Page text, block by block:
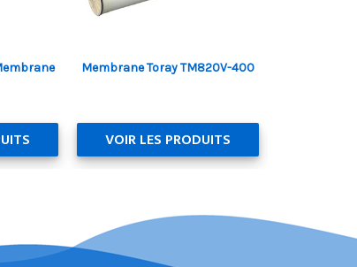
Membrane Toray TM820V-400
VOIR LES PRODUITS